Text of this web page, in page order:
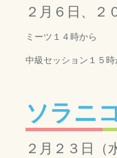
２月６日、
ミーツ１４時から
中級セッション１５時
ソラニ
２月２３日（